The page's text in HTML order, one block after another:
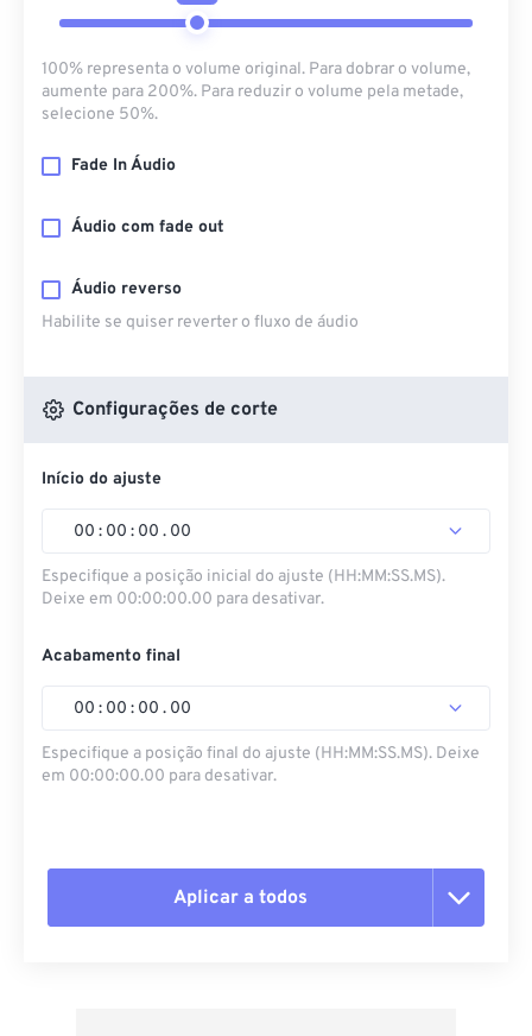
100% representa o volume original. Para dobrar o volume,
aumente para 200%. Para reduzir o volume pela metade,
selecione 50%.
Fade In Áudio
Áudio com fade out
Áudio reverso
Habilite se quiser reverter o fluxo de áudio
Configurações de corte
Início do ajuste
00 : 00 : 00 . 00
Especifique a posição inicial do ajuste (HH:MM:SS.MS).
Deixe em 00:00:00.00 para desativar.
Acabamento final
00 : 00 : 00 . 00
Especifique a posição final do ajuste (HH:MM:SS.MS). Deixe
em 00:00:00.00 para desativar.
Aplicar a todos